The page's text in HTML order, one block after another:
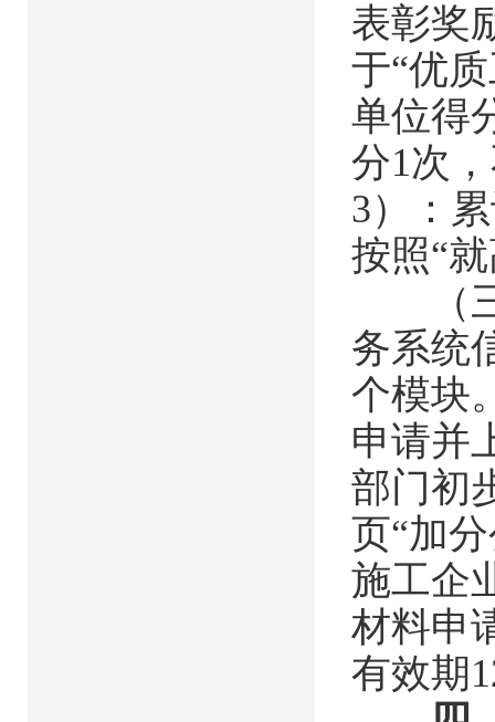
表彰奖
于“优
单位得
分1次
3）：
按照“
（三
务系统
个模块
申请并
部门初
页“加
施工企
材料申
有效期